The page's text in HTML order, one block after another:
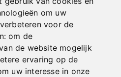
om uw
voor de
om de
de website mogelijk
ervaring op de
uw interesse in onze